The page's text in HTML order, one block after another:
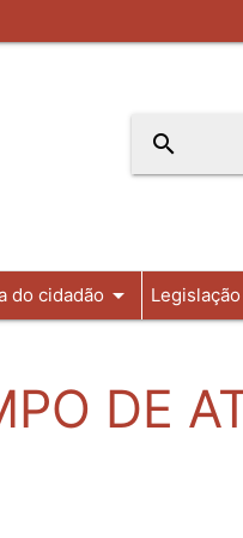
search
do cidadão arrow_drop_down Legislação
DE